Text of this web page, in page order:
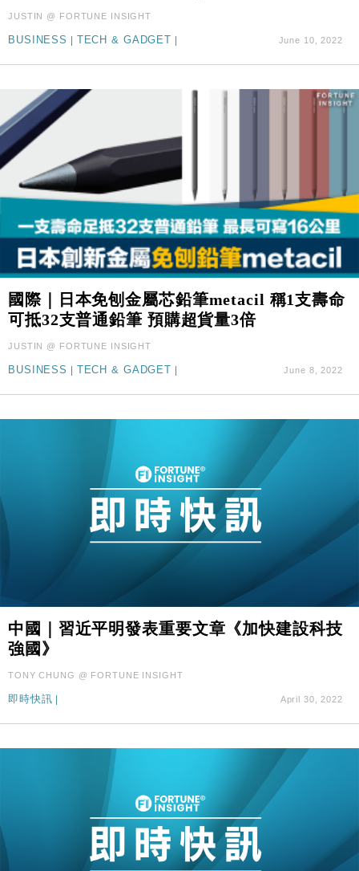
JUSTIN @ FORTUNE INSIGHT
BUSINESS TECH & GADGET June 10, 2022
國際｜日本免刨金屬芯鉛筆metacil 稱1支壽命
可抵32支普通鉛筆 預購超貨量3倍
JUSTIN @ FORTUNE INSIGHT
BUSINESS | TECH & GADGET | June 8, 2022
中國｜習近平明發表重要文章《加快建設科技
強國》
TONY CHUNG @ FORTUNE INSIGHT
即時快訊 | April 30, 2022